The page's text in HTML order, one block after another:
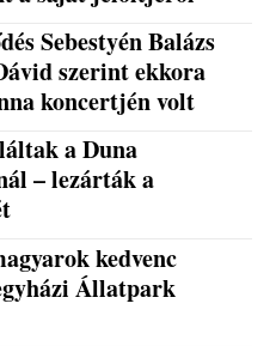
Sebestyén Balázs
szerint ekkora
koncertjén volt
a Duna
– lezárták a
kedvenc
Állatpark